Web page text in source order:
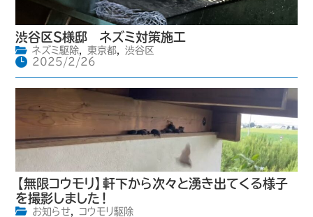
渋谷区S様邸 ネズミ対策施工
ネズミ駆除, 東京都,
渋谷区
2025/2/26
【無限コウモリ】軒下から次々と湧き出てくる様子
を撮影しました！
お知らせ,
コウモリ駆除